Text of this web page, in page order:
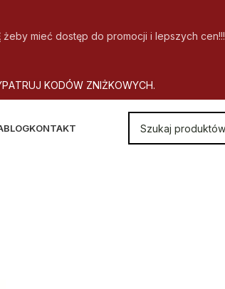
żeby mieć dostęp do promocji i lepszych cen!!!
PATRUJ KODÓW ZNIŻKOWYCH.
BLOGKONTAKT